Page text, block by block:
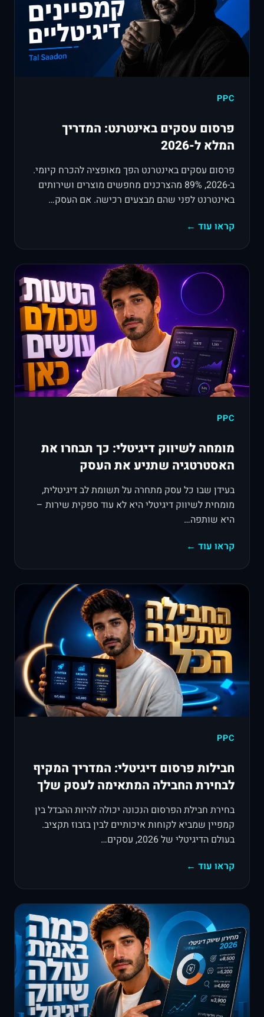
PPC
פרסום עסקים באינטרנט: המדריך
המלא ל-2026
פרסום עסקים באינטרנט הפך מאופציה להכרח קיומי.
ב-2026, 89% מהצרכנים מחפשים מוצרים ושירותים
באינטרנט לפני שהם מבצעים רכישה. אם העסק…
קראו עוד ←
PPC
מומחה לשיווק דיגיטלי: כך תבחרו את
האסטרטגיה שתניע את העסק
בעידן שבו כל עסק מתחרה על תשומת לב דיגיטלית,
מומחית לשיווק דיגיטלי היא לא עוד ספקית שירות –
היא שותפה…
קראו עוד ←
PPC
חבילות פרסום דיגיטלי: המדריך המקיף
לבחירת החבילה המתאימה לעסק שלך
בחירת חבילת הפרסום הנכונה יכולה להיות ההבדל בין
קמפיין שמביא לקוחות איכותיים לבין בזבוז תקציב.
בעולם הדיגיטלי של 2026, עסקים…
קראו עוד ←